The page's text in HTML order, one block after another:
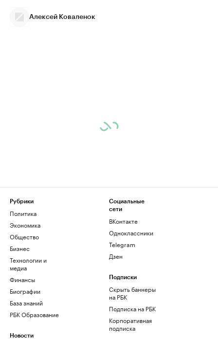
Алексей Коваленок
Рубрики
Политика
Экономика
Общество
Бизнес
Технологии и
медиа
Финансы
Биографии
База знаний
РБК Образование
Новости
Социальные
сети
ВКонтакте
Одноклассники
Telegram
Дзен
Подписки
Скрыть баннеры
на РБК
Подписка на РБК
Корпоративная
подписка